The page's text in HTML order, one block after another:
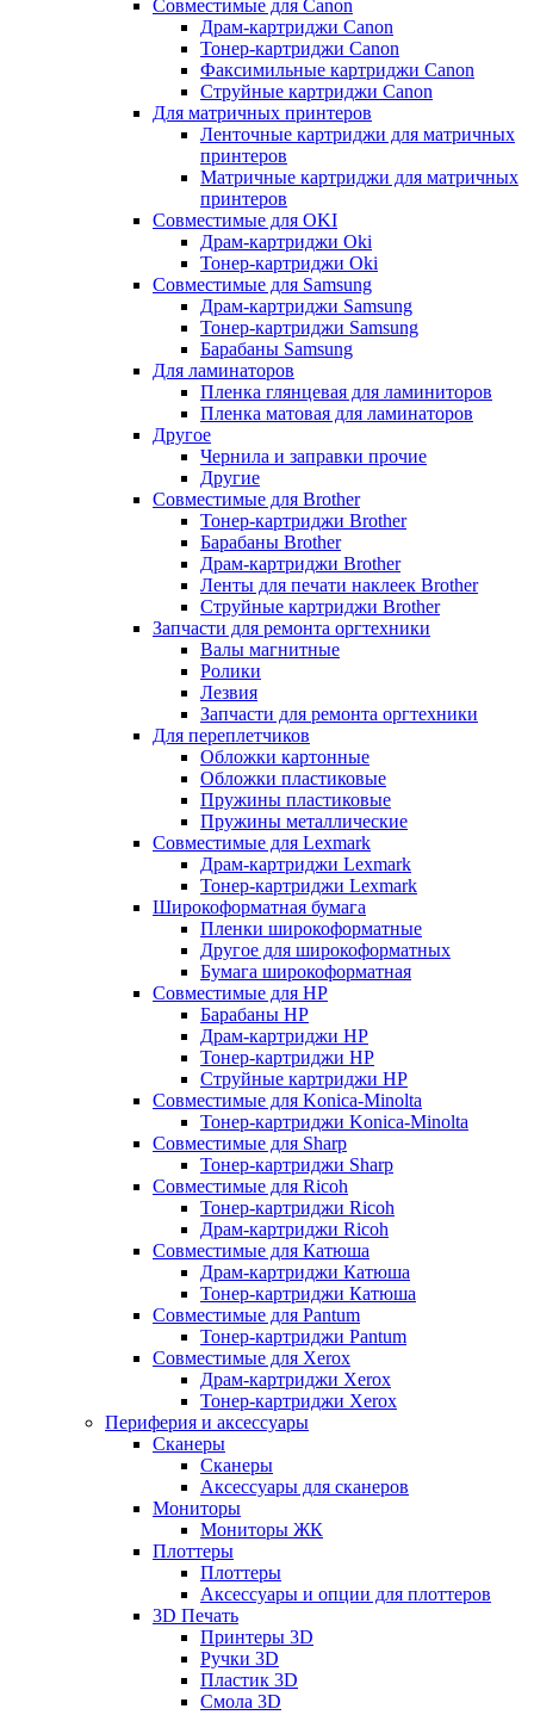
Совместимые для Canon
Драм-картриджи Canon
Тонер-картриджи Canon
Факсимильные картриджи Canon
Струйные картриджи Canon
Для матричных принтеров
Ленточные картриджи для матричных
принтеров
Матричные картриджи для матричных
принтеров
Совместимые для OKI
Драм-картриджи Oki
Тонер-картриджи Oki
Совместимые для Samsung
Драм-картриджи Samsung
Тонер-картриджи Samsung
Барабаны Samsung
Для ламинаторов
Пленка глянцевая для ламиниторов
Пленка матовая для ламинаторов
Другое
Чернила и заправки прочие
Другие
Совместимые для Brother
Тонер-картриджи Brother
Барабаны Brother
Драм-картриджи Brother
Ленты для печати наклеек Brother
Струйные картриджи Brother
Запчасти для ремонта оргтехники
Валы магнитные
Ролики
Лезвия
Запчасти для ремонта оргтехники
Для переплетчиков
Обложки картонные
Обложки пластиковые
Пружины пластиковые
Пружины металлические
Совместимые для Lexmark
Драм-картриджи Lexmark
Тонер-картриджи Lexmark
Широкоформатная бумага
Пленки широкоформатные
Другое для широкоформатных
Бумага широкоформатная
Совместимые для HP
Барабаны HP
Драм-картриджи HP
Тонер-картриджи HP
Струйные картриджи HP
Совместимые для Konica-Minolta
Тонер-картриджи Konica-Minolta
Совместимые для Sharp
Тонер-картриджи Sharp
Совместимые для Ricoh
Тонер-картриджи Ricoh
Драм-картриджи Ricoh
Совместимые для Катюша
Драм-картриджи Катюша
Тонер-картриджи Катюша
Совместимые для Pantum
Тонер-картриджи Pantum
Совместимые для Xerox
Драм-картриджи Xerox
Тонер-картриджи Xerox
Периферия и аксессуары
Сканеры
Сканеры
Аксессуары для сканеров
Мониторы
Мониторы ЖК
Плоттеры
Плоттеры
Аксессуары и опции для плоттеров
3D Печать
Принтеры 3D
Ручки 3D
Пластик 3D
Смола 3D